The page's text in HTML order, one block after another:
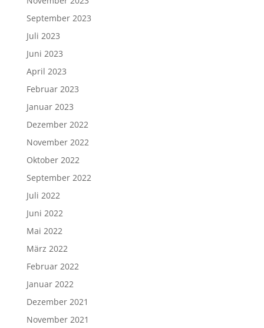
September 2023
Juli 2023
Juni 2023
April 2023
Februar 2023
Januar 2023
Dezember 2022
November 2022
Oktober 2022
September 2022
Juli 2022
Juni 2022
Mai 2022
März 2022
Februar 2022
Januar 2022
Dezember 2021
November 2021